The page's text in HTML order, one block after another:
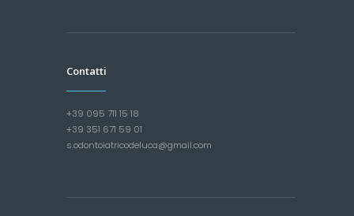
Contatti
+39 095 711 15 18
+39 351 671 59 01
s.odontoiatricodeluca@gmail.com